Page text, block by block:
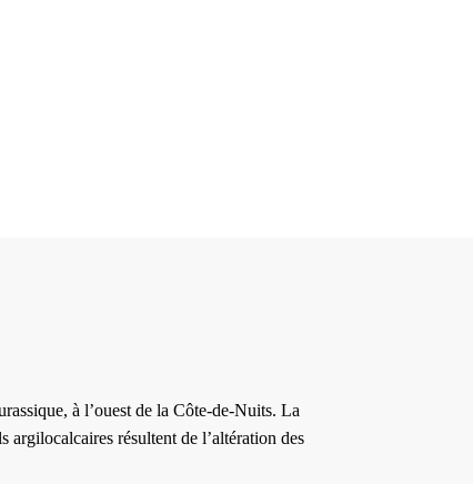
à l’ouest de la Côte-de-Nuits. La
résultent de l’altération des